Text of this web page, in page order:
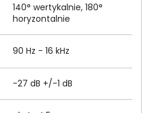
140° wertykalnie, 180°
horyzontalnie
90 Hz - 16 kHz
-27 dB +/-1 dB